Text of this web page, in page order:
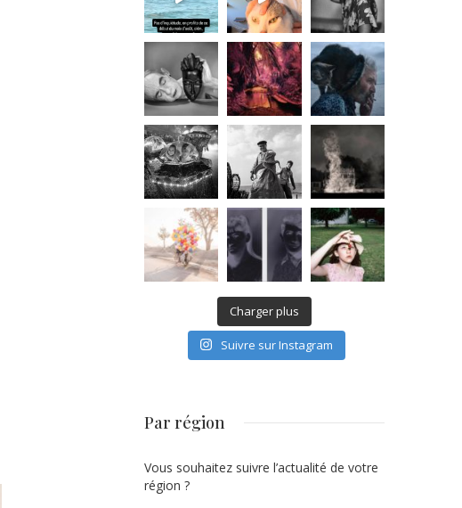
Charger plus
Suivre sur Instagram
Par région
Vous souhaitez suivre l’actualité de votre
région ?